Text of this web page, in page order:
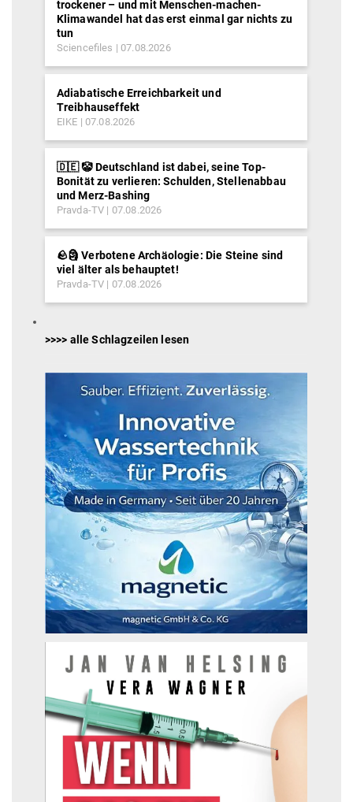
trockener – und mit Menschen-machen-
Klimawandel hat das erst einmal gar nichts zu
tun
Sciencefiles 07.08.2026
Adiabatische Erreichbarkeit und
Treibhauseffekt
EIKE 07.08.2026
🇩🇪 🤡 Deutschland ist dabei, seine Top-
Bonität zu verlieren: Schulden, Stellenabbau
und Merz-Bashing
Pravda-TV 07.08.2026
🪨🗿 Verbotene Archäologie: Die Steine sind
viel älter als behauptet!
Pravda-TV 07.08.2026
>>>> alle Schlagzeilen lesen